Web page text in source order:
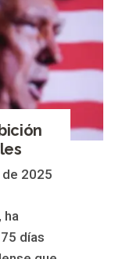
2025
ha
días